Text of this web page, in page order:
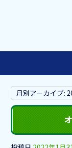
月別アーカイブ: